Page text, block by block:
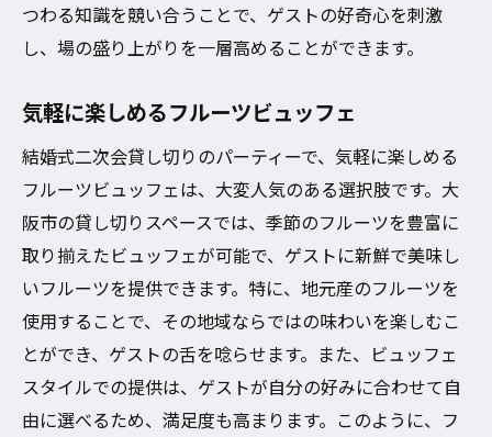
つわる知識を競い合うことで、ゲストの好奇心を刺激
し、場の盛り上がりを一層高めることができます。
気軽に楽しめるフルーツビュッフェ
結婚式二次会貸し切りのパーティーで、気軽に楽しめる
フルーツビュッフェは、大変人気のある選択肢です。大
阪市の貸し切りスペースでは、季節のフルーツを豊富に
取り揃えたビュッフェが可能で、ゲストに新鮮で美味し
いフルーツを提供できます。特に、地元産のフルーツを
使用することで、その地域ならではの味わいを楽しむこ
とができ、ゲストの舌を唸らせます。また、ビュッフェ
スタイルでの提供は、ゲストが自分の好みに合わせて自
由に選べるため、満足度も高まります。このように、フ